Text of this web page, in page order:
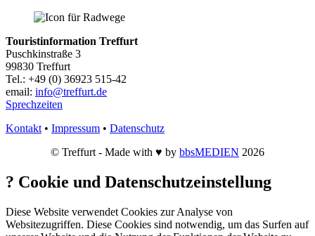
Touristinformation Treffurt
Puschkinstraße 3
99830 Treffurt
Tel.: +49 (0) 36923 515-42
email: info@treffurt.de
Sprechzeiten
Kontakt • Impressum • Datenschutz
© Treffurt - Made with ♥ by bbsMEDIEN 2026
? Cookie und Datenschutzeinstellung
Diese Website verwendet Cookies zur Analyse von
Websitezugriffen. Diese Cookies sind notwendig, um das Surfen auf